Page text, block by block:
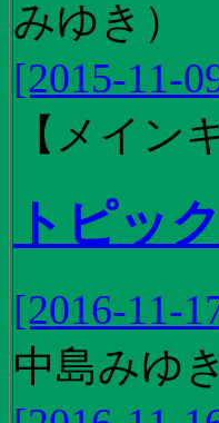
みゆき）
[2015-11-
【メイン
トピッ
[2016-11-
中島みゆ